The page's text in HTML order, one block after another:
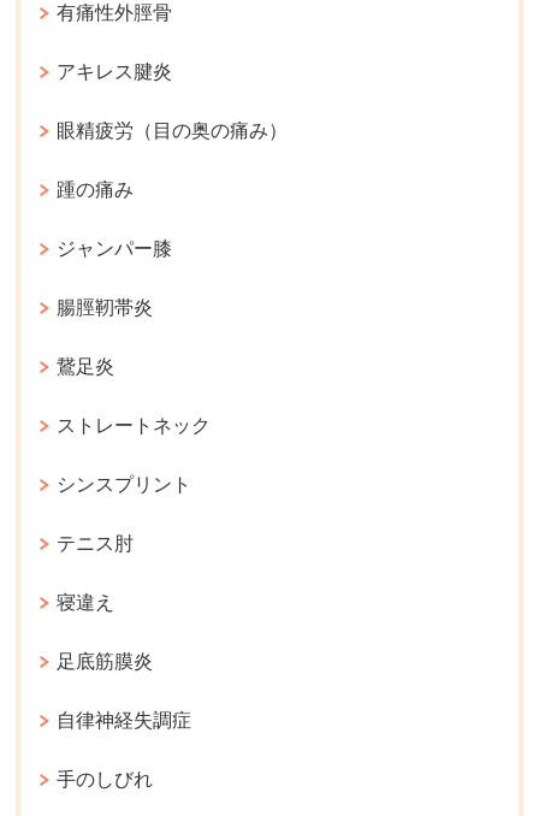
有痛性外脛骨
アキレス腱炎
眼精疲労（目の奥の痛み）
踵の痛み
ジャンパー膝
腸脛靭帯炎
鵞足炎
ストレートネック
シンスプリント
テニス肘
寝違え
足底筋膜炎
自律神経失調症
手のしびれ